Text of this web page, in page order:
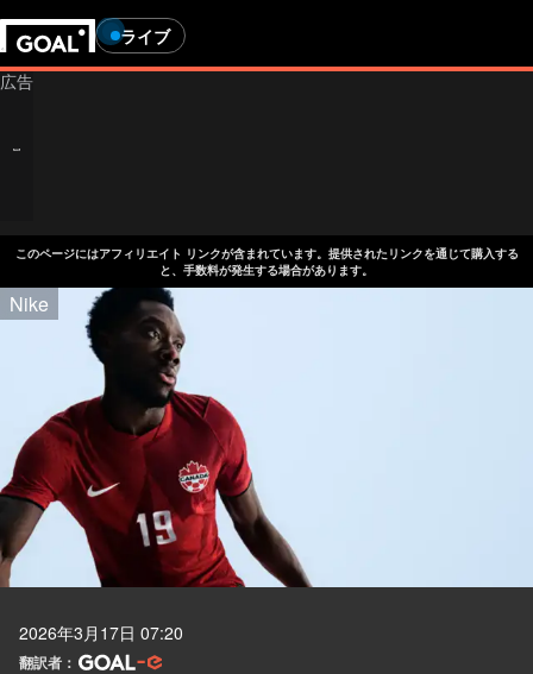
ライブ
このページにはアフィリエイト リンクが含まれています。提供されたリンクを通じて購入する
と、手数料が発生する場合があります。
Nike
2026年3月17日 07:20
翻訳者：